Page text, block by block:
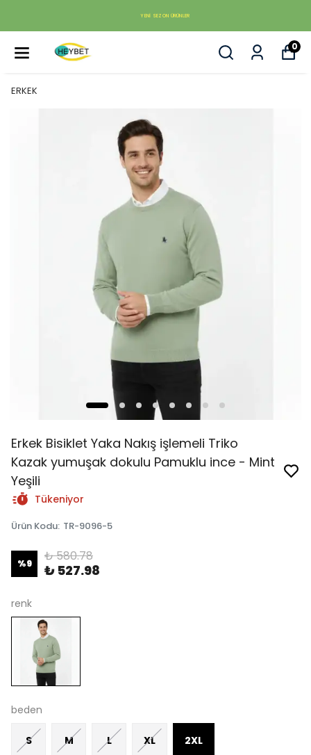
YENI SEZON ÜRÜNLER
0
ERKEK
Erkek Bisiklet Yaka Nakış işlemeli Triko
Kazak yumuşak dokulu Pamuklu ince - Mint
Yeşili
Tükeniyor
Ürün Kodu: TR-9096-5
%9 ₺ 580.78
₺ 527.98
renk
beden
S M L XL 2XL